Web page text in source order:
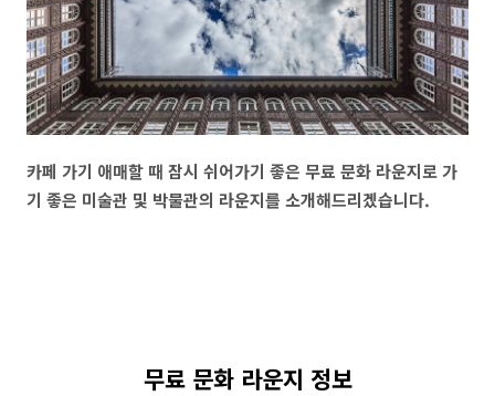
카페 가기 애매할 때 잠시 쉬어가기 좋은 무료 문화 라운지로 가
기 좋은 미술관 및 박물관의 라운지를 소개해드리겠습니다.
무료 문화 라운지 정보